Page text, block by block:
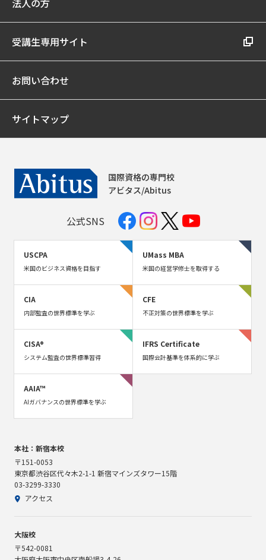
法人の方
受講生専用サイト
お問い合わせ
サイトマップ
国際資格の専門校
アビタス/Abitus
公式SNS
USCPA
米国のビジネス資格を目指す
UMass MBA
米国の経営学修士を取得する
CIA
内部監査の世界標準を学ぶ
CFE
不正対策の世界標準を学ぶ
CISA®
システム監査の世界標準習得
IFRS Certificate
国際会計基準を体系的に学ぶ
AAIA™
AIガバナンスの世界標準を学ぶ
本社：新宿本校
〒151-0053
東京都渋谷区代々木2-1-1 新宿マインズタワー15階
03-3299-3330
アクセス
大阪校
〒542-0081